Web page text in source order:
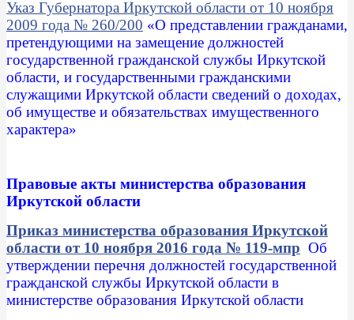
Указ Губернатора Иркутской области от 10 ноября
2009 года № 260/200 «О представлении гражданами,
претендующими на замещение должностей
государственной гражданской службы Иркутской
области, и государственными гражданскими
служащими Иркутской области сведений о доходах,
об имуществе и обязательствах имущественного
характера»
Правовые акты министерства образования
Иркутской области
Приказ министерства образования Иркутской
области от 10 ноября 2016 года № 119-мпр Об
утверждении перечня должностей государственной
гражданской службы Иркутской области в
министерстве образования Иркутской области